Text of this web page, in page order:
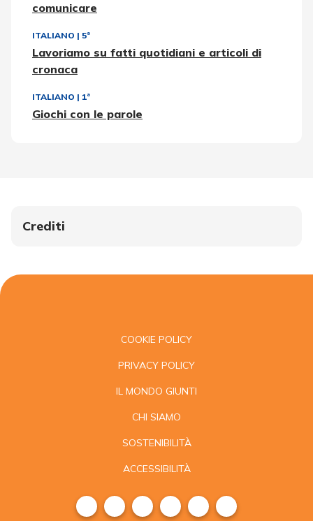
comunicare
ITALIANO | 5ª
Lavoriamo su fatti quotidiani e articoli di
cronaca
ITALIANO | 1ª
Giochi con le parole
Crediti
COOKIE POLICY
PRIVACY POLICY
IL MONDO GIUNTI
CHI SIAMO
SOSTENIBILITÀ
ACCESSIBILITÀ